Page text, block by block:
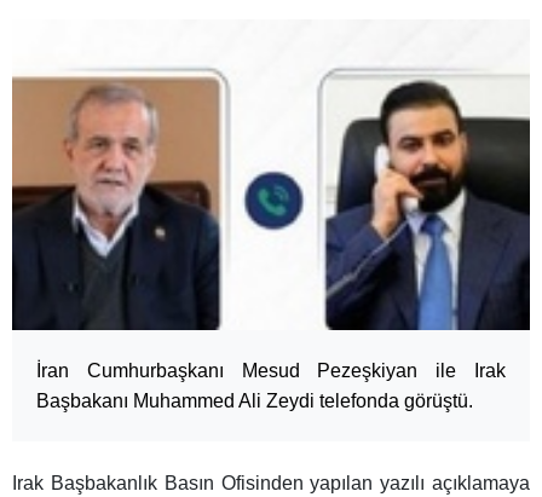
İran Cumhurbaşkanı Mesud Pezeşkiyan ile Irak
Başbakanı Muhammed Ali Zeydi telefonda görüştü.
Irak Başbakanlık Basın Ofisinden yapılan yazılı açıklamaya